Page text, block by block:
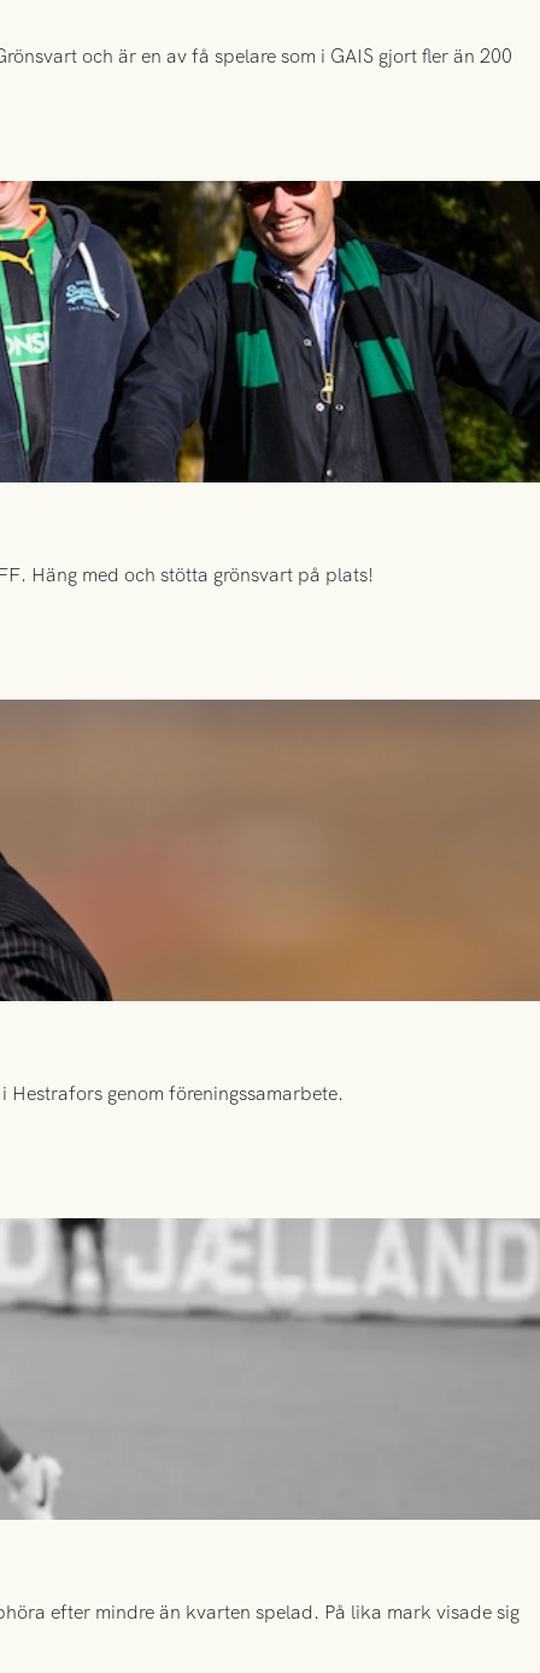
och är en av få spelare som i GAIS gjort fler än 200
Häng med och stötta grönsvart på plats!
genom föreningssamarbete.
efter mindre än kvarten spelad. På lika mark visade sig